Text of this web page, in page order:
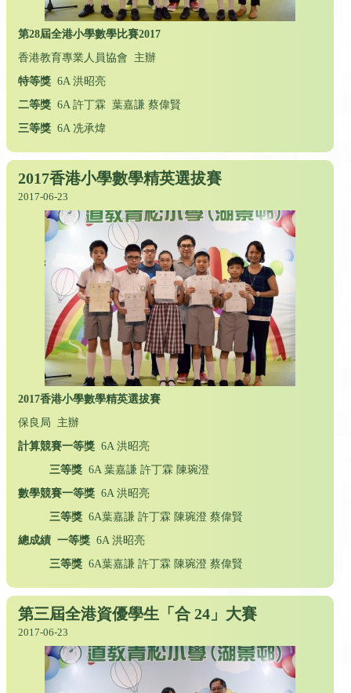
第28屆全港小學數學比賽2017
香港教育專業人員協會 主辦
特等獎 6A 洪昭亮
二等獎 6A 許丁霖 葉嘉謙 蔡偉賢
三等獎 6A 冼承煒
2017香港小學數學精英選拔賽
2017-06-23
2017香港小學數學精英選拔賽
保良局 主辦
計算競賽一等獎 6A 洪昭亮
三等獎 6A 葉嘉謙 許丁霖 陳琬澄
數學競賽一等獎 6A 洪昭亮
三等獎 6A葉嘉謙 許丁霖 陳琬澄 蔡偉賢
總成績 一等獎 6A 洪昭亮
三等獎 6A葉嘉謙 許丁霖 陳琬澄 蔡偉賢
第三屆全港資優學生「合 24」大賽
2017-06-23